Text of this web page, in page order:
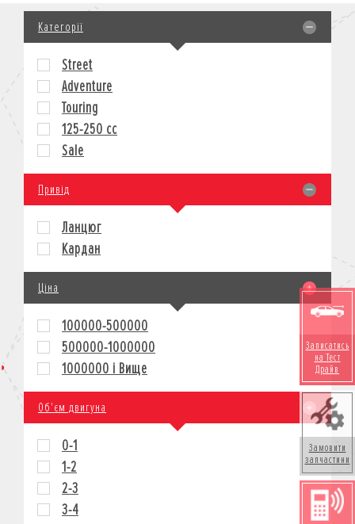
КРЕДИТ
СТРАХУВАННЯ
КОРПОРАТИВНИМ КЛІЄНТАМ
МОТОЦИКЛИ
КРЕДИТ
СТРАХУВАННЯ
КОРПОРАТИВНИМ КЛІЄНТАМ
Записатись
на Тест
Драйв
Замовити
запчастини
Категорії
Street
Adventure
Touring
125-250 cc
Sale
Привід
Ланцюг
Кардан
Ціна
100000-500000
500000-1000000
1000000 і Вище
Об'єм двигуна
0-1
1-2
2-3
3-4